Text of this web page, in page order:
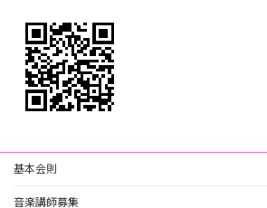
基本会則
音楽講師募集